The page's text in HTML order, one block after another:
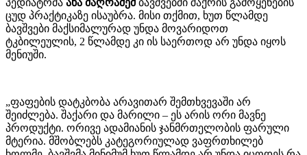
ცუდ პრაქტიკაზე ისაუბრა. მისი თქმით, ხუთ წლამდე
ბავშვები მაქსიმალურად უნდა მოვარიდოთ
ტკბილეულის, 2 წლამდე კი ის საერთოდ არ უნდა იყოს
მენიუში.
„ფაფების დატკბობა არავითარ შემთხვევაში არ
შეიძლება. შაქარი და მარილი – ეს არის ორი მავნე
პროდუქტი. ორივე ადამიანის ჯანმრთელობის ფარული
მტერია. მშობლებს კატეგორიულად ვაფრთხილებ